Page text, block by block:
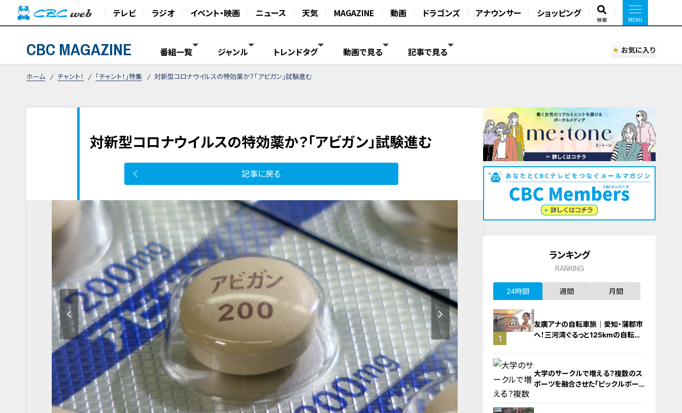
テレビ ラジオ イベント・映画 ニュース 天気 MAGAZINE 動画 ドラゴンズ アナウンサー ショッピング
検索
CBC MAGAZINE 番組一覧 ジャンル トレンドタグ 動画で見る 記事で見る お気に入り
ホーム チャント！ 「チャント！」特集 対新型コロナウイルスの特効薬か？「アビガン」試験進む
対新型コロナウイルスの特効薬か？「アビガン」試験進む
記事に戻る
ランキング
RANKING
24時間 週間 月間
1
友廣アナの自転車旅｜愛知・蒲郡市
へ！三河湾ぐるっと125kmの自転車
大学のサークルで増える？複数のス
ポーツを融合させた「ピックルボー